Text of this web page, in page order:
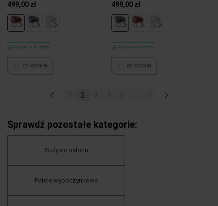
499,00 zł
Wysyłka w 48 godzin
do koszyka
499,00 zł
Wysyłka w 48 godzin
do koszyka
« 2 »
Sprawdź pozostałe kategorie:
Sofy do salonu
Fotele wypoczynkowe